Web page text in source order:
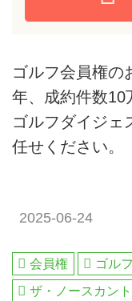
ゴルフ会員権の
年、成約件数10
ゴルフダイジェ
任せください。
2025-06-24
会員権
ゴル
ザ・ノースカン